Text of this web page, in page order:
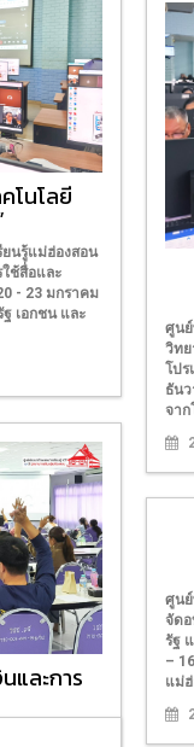
โนโลยี
นรู้แม่ฮ่องสอน
ช้สื่อและ
- 23 มกราคม
เอกชน และ
ศูนย์
วิทย
โปร
ธัน
จาก
และการ
ศูนย์
จัดอ
รัฐ
–
แม่